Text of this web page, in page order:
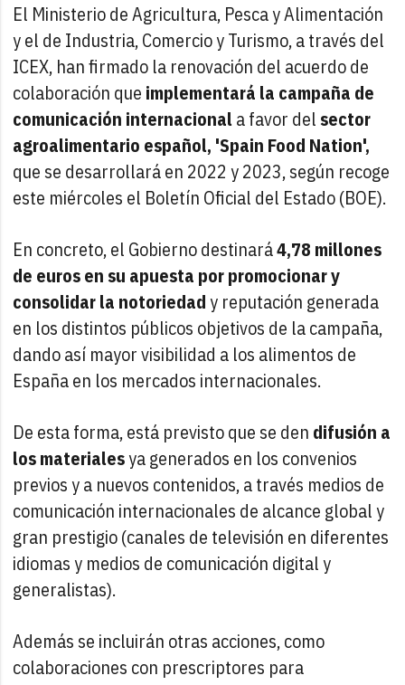
El Ministerio de Agricultura, Pesca y Alimentación
y el de Industria, Comercio y Turismo, a través del
ICEX, han firmado la renovación del acuerdo de
colaboración que implementará la campaña de
comunicación internacionala favor del sector
agroalimentario español, 'Spain Food Nation',
que se desarrollará en 2022 y 2023, según recoge
este miércoles el Boletín Oficial del Estado (BOE).
En concreto, el Gobierno destinará4,78 millones
de euros en su apuesta por promocionar y
consolidar la notoriedady reputación generada
en los distintos públicos objetivos de la campaña,
dando así mayor visibilidad a los alimentos de
España en los mercados internacionales.
De esta forma, está previsto que se den difusión a
los materialesya generados en los convenios
previos y a nuevos contenidos, a través medios de
comunicación internacionales de alcance global y
gran prestigio (canales de televisión en diferentes
idiomas y medios de comunicación digital y
generalistas).
Además se incluirán otras acciones, como
colaboraciones con prescriptores para